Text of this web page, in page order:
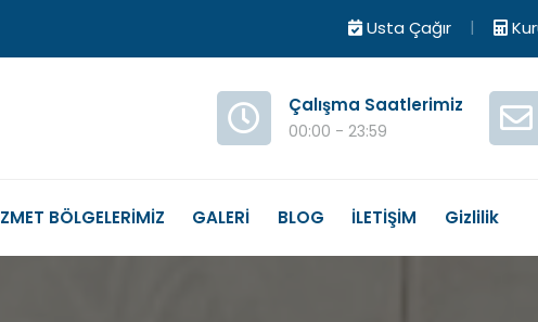
Usta Çağır |
Çalışma Saatlerimiz
00:00 - 23:59
BÖLGELERİMİZ GALERİ BLOG İLETİŞİM Gizlilik